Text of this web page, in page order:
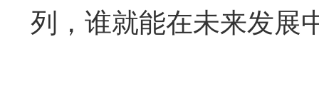
列，谁就能在未来发展